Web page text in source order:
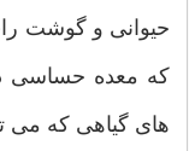
حیوانی و گوشت
که معده حساسی
های گیاهی که می